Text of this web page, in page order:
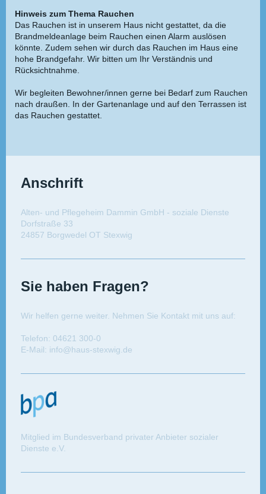
Hinweis zum Thema Rauchen
Das Rauchen ist in unserem Haus nicht gestattet, da die
Brandmeldeanlage beim Rauchen einen Alarm auslösen
könnte. Zudem sehen wir durch das Rauchen im Haus eine
hohe Brandgefahr. Wir bitten um Ihr Verständnis und
Rücksichtnahme.
Wir begleiten Bewohner/innen gerne bei Bedarf zum Rauchen
nach draußen. In der Gartenanlage und auf den Terrassen ist
das Rauchen gestattet.
Anschrift
Alten- und Pflegeheim Dammin GmbH - soziale Dienste
Dorfstraße 33
24857 Borgwedel OT Stexwig
Sie haben Fragen?
Wir helfen gerne weiter. Nehmen Sie Kontakt mit uns auf:
Telefon: 04621 300-0
E-Mail: info@haus-stexwig.de
Mitglied im Bundesverband privater Anbieter sozialer
Dienste e.V.